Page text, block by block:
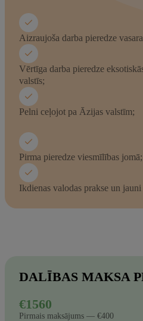
Aizraujoša darba pieredze
Vērtīga darba pieredze
valstīs;
Pelni ceļojot pa Āzijas valstīm;
Pirma pieredze viesmīlības jomā;
Ikdienas valodas prakse un jauni
DALĪBAS MAKSA
€1560
Pirmais maksājums — €400